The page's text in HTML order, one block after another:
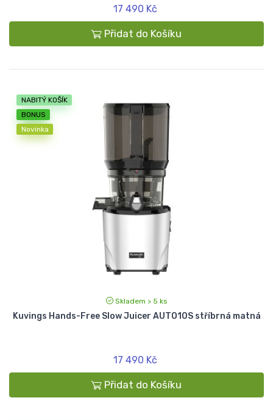
17 490 Kč
Přidat do Košíku
NABITÝ KOŠÍK
BONUS
Novinka
Skladem > 5 ks
Kuvings Hands-Free Slow Juicer AUTO10S stříbrná matná
17 490 Kč
Přidat do Košíku